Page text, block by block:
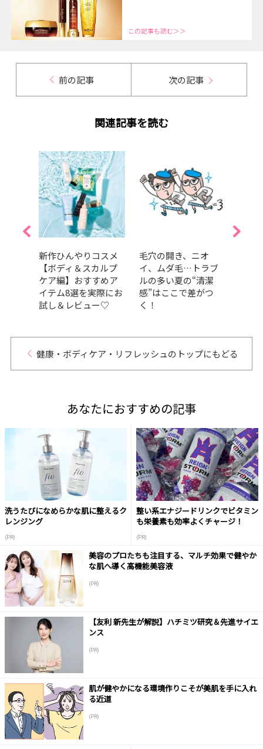
この記事も読む＞＞
前の記事 次の記事
関連記事を読む
新作ひんやりコスメ
【ボディ＆スカルプ
ケア編】おすすめア
イテム8選を実際にお
試し＆レビュー♡
毛穴の開き、ニオ
イ、ムダ毛…トラブ
ルの多い夏の“清潔
感”はここで差がつ
く！
健康・ボディケア・リフレッシュのトップにもどる
あなたにおすすめの記事
洗うたびになめらかな肌に整えるク
レンジング
(PR)
整い系エナジードリンクでビタミン
も栄養素も効率よくチャージ！
(PR)
美容のプロたちも注目する、マルチ効果で健やか
な肌へ導く高機能美容液
(PR)
【友利 新先生が解説】ハチミツ研究＆先進サイエ
ンス
(PR)
肌が健やかになる環境作りこそが美肌を手に入れ
る近道
(PR)